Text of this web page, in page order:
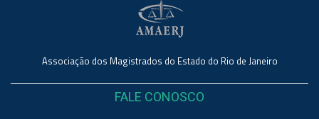
Associação dos Magistrados do Estado do Rio de Janeiro
FALE CONOSCO